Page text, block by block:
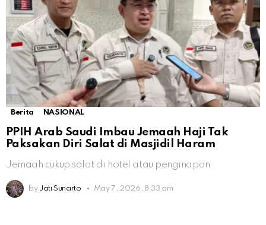
Berita NASIONAL
PPIH Arab Saudi Imbau Jemaah Haji Tak
Paksakan Diri Salat di Masjidil Haram
Jemaah cukup salat di hotel atau penginapan
by Jati Sunarto May 7, 2026, 8:33 am